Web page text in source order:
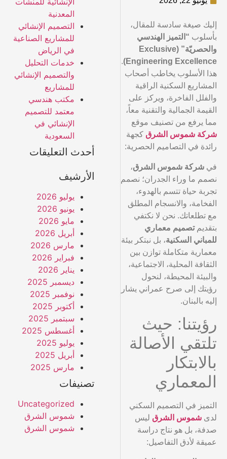
إليك صيغة سادسة للمقال،
بأسلوب “التميز الهندسي
والحصريّة” (Exclusive
Engineering Excellence)
.
هذا الأسلوب يخاطب أصحاب
المشاريع السكنية الراقية
والفلل الفاخرة، ويركز على
القيمة الجمالية والتقنية معاً،
مما يرفع من تصنيف موقع
شركة شموس الشرق كجهة
رائدة في التصاميم الحصرية:
في شركة شموس الشرق،
نصمم ما وراء الجدران؛ نصمم
تجربة حياة تتسم بالهدوء،
الفخامة، والانسجام المطلق
مع تطلعاتك. نحن لا نكتفي
بتقديمتصميم معماري
للمباني السكنية، بل نبتكر بيئة
معمارية متكاملة توازن بين
الثقافة المحلية، الاجتماعية،
والبيئة المحيطة، لنحول
رؤيتك إلى صرح عمراني يشار
إليه بالبنان.
رؤيتنا: حيث
تلتقي الأصالة
بالابتكار
المعماري
التميز في التصميم السكني
لدى شموس الشرق ليس
صدفة، بل هو نتاج دراسة
عميقة لأدق التفاصيل:
المعدنية
التصميم الإنشائي
للمشاريع الصناعية
في الرياض
خدمات التحليل
والتصميم الإنشائي
للمشاريع
مكتب هندسي
معتمد للتصميم
الإنشائي في
السعودية
أحدث التعليقات
الأرشيف
يوليو 2026
يونيو 2026
مايو 2026
أبريل 2026
مارس 2026
فبراير 2026
يناير 2026
ديسمبر 2025
نوفمبر 2025
أكتوبر 2025
سبتمبر 2025
أغسطس 2025
يوليو 2025
أبريل 2025
مارس 2025
تصنيفات
Uncategorized
شموس الشرق
شموس الشرق